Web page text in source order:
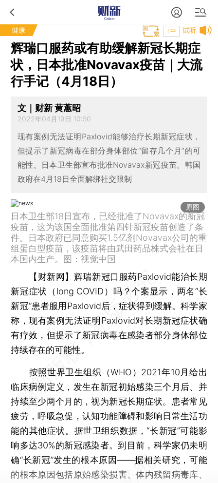
健康 试听
T中
辉瑞口服药或有助缓解新冠长期症
状，日本批准Novavax疫苗｜大流
行手记（4月18日）
文｜财新 黄蕙昭
2022年04月19日 10:50
现有案例无法证明Paxlovid能够治疗长期新冠症状，
但提示了新冠病毒在部分身体部位“留存几个月”的可
能性。日本卫生部宣布批准Novavax新冠疫苗。韩国
政府在4月18日全面解绑社交限制
原图
日本卫生部18日宣布，已经批准了Novavax的新冠
疫苗，这为该国全面批准第四针新冠疫苗创造了条
件。日本政府已同意购买1.5亿剂Novavax公司的重
组蛋白型疫苗，该疫苗将由武田药品株式会社在日
本国内生产。图：视觉中国
【财新网】 辉瑞新冠口服药Paxlovid能治长期
新冠症状（long COVID）吗？个案显示，两名“长
新冠”患者服用Paxlovid后，症状得到缓解。科学家
称，现有案例无法证明Paxlovid对长期新冠症状确
有疗效，但提示了新冠病毒在感染者部分身体部位
持续存在的可能性。
按照世界卫生组织（WHO）2021年10月给出
临床病例定义，发生在新冠初始感染三个月后、并
持续至少两个月的，视为新冠长期症状。患者常见
疲劳，呼吸急促，认知功能障碍和影响日常生活功
能的其他症状。据世卫组织数据，“长新冠”可能影
响多达30%的新冠感染者。到目前，科学家仍未明
确“长新冠”发生的根本原因——据相关研究，可能
的根本原因包括原始感染损害、体内残留病毒库、